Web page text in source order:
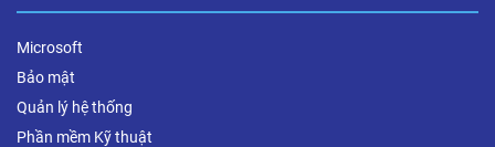
Microsoft
Bảo mật
Quản lý hệ thống
Phần mềm Kỹ thuật